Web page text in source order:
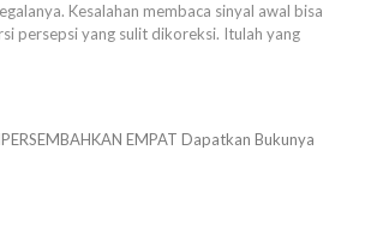
Kesalahan membaca sinyal awal bisa
persepsi yang sulit dikoreksi. Itulah yang
EMPAT Dapatkan Bukunya